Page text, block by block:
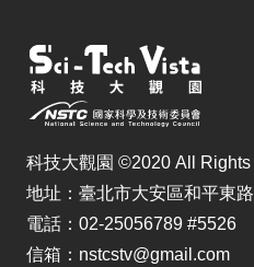
科技大觀園 ©2020 All Rights
地址：臺北市大安區和平東
電話：02-25056789 #5526
信箱：nstcstv@gmail.com